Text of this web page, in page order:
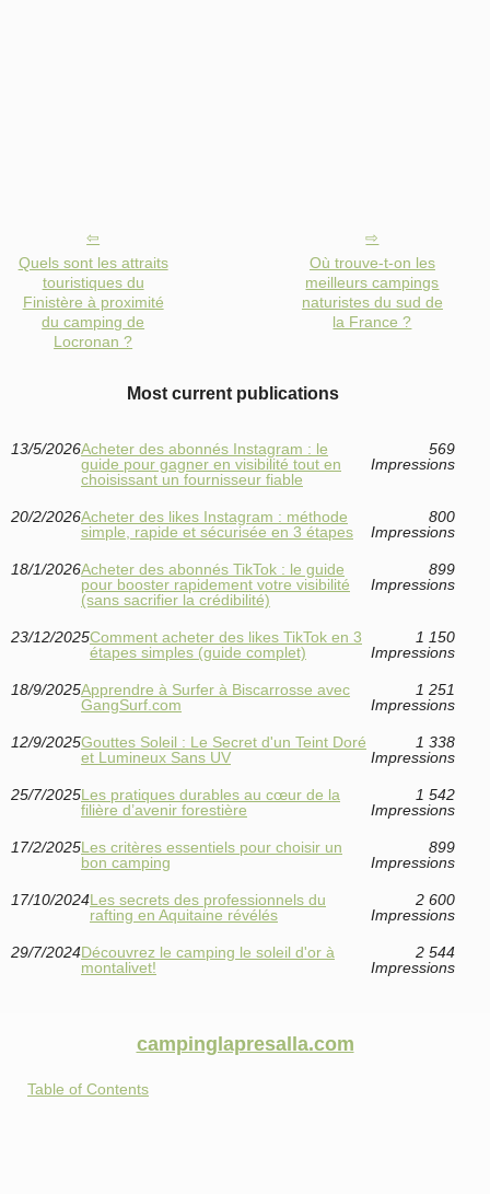
Quels sont les attraits
touristiques du
Finistère à proximité
du camping de
Locronan ?
Où trouve-t-on les
meilleurs campings
naturistes du sud de
la France ?
Most current publications
13/5/2026Acheter des abonnés Instagram : le
guide pour gagner en visibilité tout en
choisissant un fournisseur fiable
569
Impressions
20/2/2026Acheter des likes Instagram : méthode
simple, rapide et sécurisée en 3 étapes
800
Impressions
18/1/2026Acheter des abonnés TikTok : le guide
pour booster rapidement votre visibilité
(sans sacrifier la crédibilité)
899
Impressions
23/12/2025Comment acheter des likes TikTok en 3
étapes simples (guide complet)
1 150
Impressions
18/9/2025Apprendre à Surfer à Biscarrosse avec
GangSurf.com
1 251
Impressions
12/9/2025Gouttes Soleil : Le Secret d'un Teint Doré
et Lumineux Sans UV
1 338
Impressions
25/7/2025Les pratiques durables au cœur de la
filière d’avenir forestière
1 542
Impressions
17/2/2025Les critères essentiels pour choisir un
bon camping
899
Impressions
17/10/2024Les secrets des professionnels du
rafting en Aquitaine révélés
2 600
Impressions
29/7/2024Découvrez le camping le soleil d'or à
montalivet!
2 544
Impressions
campinglapresalla.com
Table of Contents